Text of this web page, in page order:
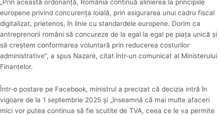
„Prin această ordonanţă, România continuă alinierea la principiile
europene privind concurenţa loială, prin asigurarea unui cadru fiscal
digitalizat, prietenos, în linie cu standardele europene. Dorim ca
antreprenorii români să concureze de la egal la egal pe piaţa unică şi
să creştem conformarea voluntară prin reducerea costurilor
administrative”, a spus Nazare, citat într-un comunicat al Ministerului
Finanţelor.
Într-o postare pe Facebook, ministrul a precizat că decizia intră în
vigoare de la 1 septembrie 2025 şi „înseamnă că mai multe afaceri
mici vor putea continua să fie scutite de TVA, ceea ce le va permite